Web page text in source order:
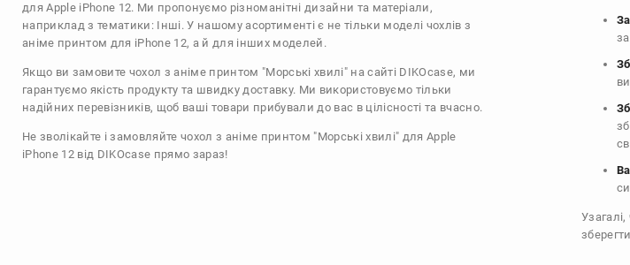
для Apple iPhone 12. Ми пропонуємо різноманітні дизайни та матеріали,
наприклад з тематики: Інші. У нашому асортименті є не тільки моделі чохлів з
аніме принтом для iPhone 12, а й для інших моделей.
Якщо ви замовите чохол з аніме принтом "Морські хвилі" на сайті DIKOcase, ми
гарантуємо якість продукту та швидку доставку. Ми використовуємо тільки
надійних перевізників, щоб ваші товари прибували до вас в цілісності та вчасно.
Не зволікайте і замовляйте чохол з аніме принтом "Морські хвилі" для Apple
iPhone 12 від DIKOcase прямо зараз!